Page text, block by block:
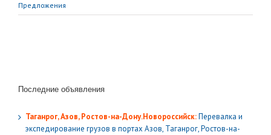
Предложения
Последние объявления
Таганрог, Азов, Ростов-на-Дону.Новороссийск:Перевалка и
экспедирование грузов в портах Азов, Таганрог, Ростов-на-